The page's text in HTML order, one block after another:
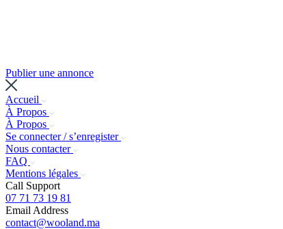
Publier une annonce
Accueil
À Propos
À Propos
Se connecter / s’enregister
Nous contacter
FAQ
Mentions légales
Call Support
07 71 73 19 81
Email Address
contact@wooland.ma